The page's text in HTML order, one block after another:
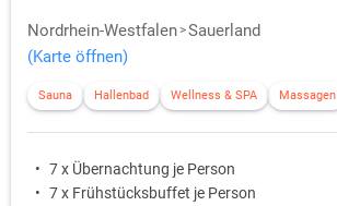
Nordrhein-Westfalen Sauerland
(Karte öffnen)
Sauna Hallenbad Wellness & SPA Massagen
7 x Übernachtung je Person
7 x Frühstücksbuffet je Person